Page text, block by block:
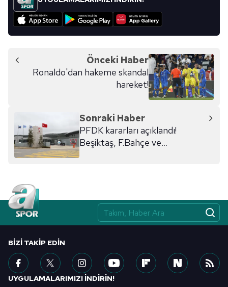
Önceki Haber
Ronaldo'dan hakeme skandal
hareket!
Sonraki Haber
PFDK kararları açıklandı!
Beşiktaş, F.Bahçe ve
BIZI TAKIP EDIN
UYGULAMALARIMIZI İNDİRİN!